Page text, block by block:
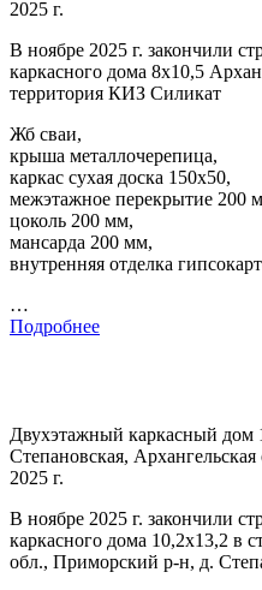
2025 г.
В ноябре 2025 г. закончили
каркасного дома 8х10,5
территория КИЗ Силикат
Жб сваи,
крыша металлочерепица,
каркас сухая доска 150х50,
межэтажное перекрытие 200
цоколь 200 мм,
мансарда 200 мм,
внутренняя отделка
…
Подробнее
Двухэтажный каркасный дом
Степановская, Архангельская
2025 г.
В ноябре 2025 г. закончили
каркасного дома 10,2х13,2 в
обл., Приморский р-н, д.